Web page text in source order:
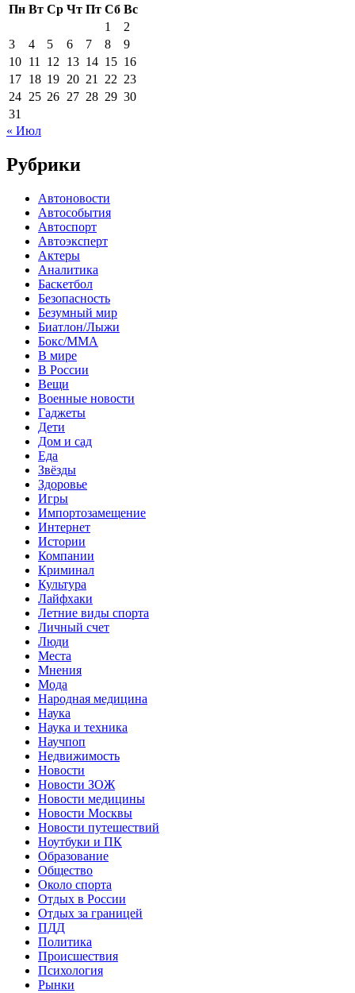
Пн Вт Ср Чт Пт Сб Вс
1
2
3
4 5 6 7 8
9
10 11 12 13 14 15 16
17 18 19 20 21 22 23
24 25 26 27 28 29 30
31
« Июл
Рубрики
Автоновости
Автособытия
Автоспорт
Автоэксперт
Актеры
Аналитика
Баскетбол
Безопасность
Безумный мир
Биатлон/Лыжи
Бокс/MMA
В мире
В России
Вещи
Военные новости
Гаджеты
Дети
Дом и сад
Еда
Звёзды
Здоровье
Игры
Импортозамещение
Интернет
Истории
Компании
Криминал
Культура
Лайфхаки
Летние виды спорта
Личный счет
Люди
Места
Мнения
Мода
Народная медицина
Наука
Наука и техника
Научпоп
Недвижимость
Новости
Новости ЗОЖ
Новости медицины
Новости Москвы
Новости путешествий
Ноутбуки и ПК
Образование
Общество
Около спорта
Отдых в России
Отдых за границей
ПДД
Политика
Происшествия
Психология
Рынки